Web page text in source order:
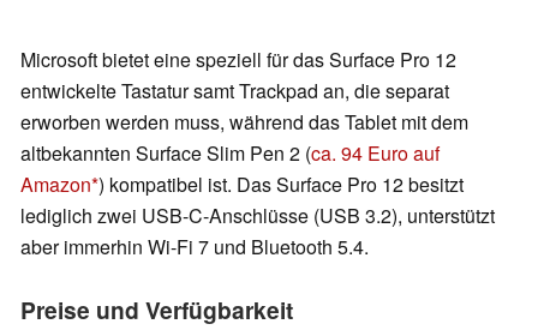
Microsoft bietet eine speziell für das Surface Pro 12
entwickelte Tastatur samt Trackpad an, die separat
erworben werden muss, während das Tablet mit dem
altbekannten Surface Slim Pen 2 (ca. 94 Euro auf
Amazon ) kompatibel ist. Das Surface Pro 12 besitzt
lediglich zwei USB-C-Anschlüsse (USB 3.2), unterstützt
aber immerhin Wi-Fi 7 und Bluetooth 5.4.
Preise und Verfügbarkeit